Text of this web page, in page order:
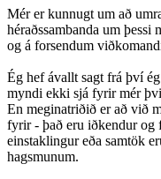
Mér er kunnugt um að
héraðssambanda um
og á forsendum
Ég hef ávallt sagt frá því
myndi ekki sjá fyrir mér
En meginatriðið er að við
fyrir - það eru iðkendur
einstaklingur eða samtök
hagsmunum.